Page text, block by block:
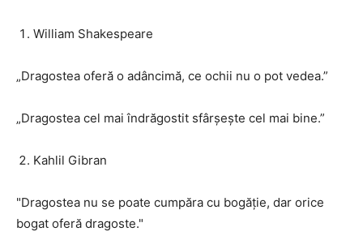
William Shakespeare
„Dragostea oferă o adâncimă, ce ochii nu o pot vedea.”
„Dragostea cel mai îndrăgostit sfârșește cel mai bine.”
Kahlil Gibran
"Dragostea nu se poate cumpăra cu bogăție, dar orice
bogat oferă dragoste."